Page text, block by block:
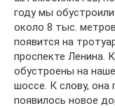
году мы
около 8 тыс.
появится на
проспекте Ленина.
обустроены на
шоссе. К слову, она
появилось новое